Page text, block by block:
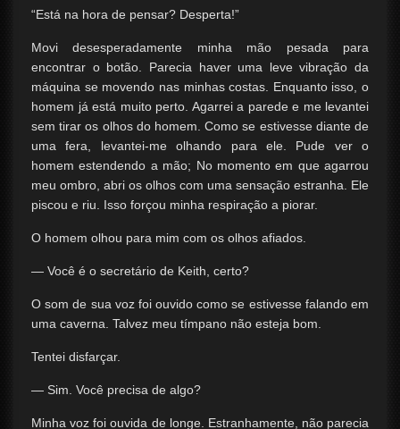
“Está na hora de pensar? Desperta!”
Movi desesperadamente minha mão pesada para
encontrar o botão. Parecia haver uma leve vibração da
máquina se movendo nas minhas costas. Enquanto isso, o
homem já está muito perto. Agarrei a parede e me levantei
sem tirar os olhos do homem. Como se estivesse diante de
uma fera, levantei-me olhando para ele. Pude ver o
homem estendendo a mão; No momento em que agarrou
meu ombro, abri os olhos com uma sensação estranha. Ele
piscou e riu. Isso forçou minha respiração a piorar.
O homem olhou para mim com os olhos afiados.
— Você é o secretário de Keith, certo?
O som de sua voz foi ouvido como se estivesse falando em
uma caverna. Talvez meu tímpano não esteja bom.
Tentei disfarçar.
— Sim. Você precisa de algo?
Minha voz foi ouvida de longe. Estranhamente, não parecia